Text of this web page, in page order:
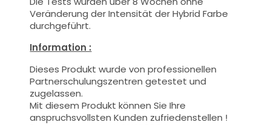
Veränderung der Intensität der Hybrid Farbe
durchgeführt.
Information :
Dieses Produkt wurde von professionellen
Partnerschulungszentren getestet und
zugelassen.
Mit diesem Produkt können Sie Ihre
anspruchsvollsten Kunden zufriedenstellen !